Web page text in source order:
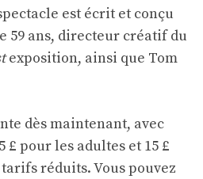
est écrit et conçu
59 ans, directeur créatif du
exposition, ainsi que Tom
dès maintenant, avec
£ pour les adultes et 15 £
réduits. Vous pouvez